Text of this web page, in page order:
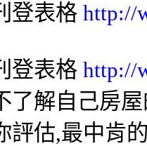
登表格 http://
登表格 http://
了解自己房
評估,最中肯